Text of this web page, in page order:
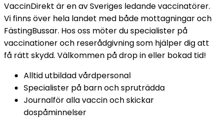
VaccinDirekt är en av Sveriges ledande vaccinatörer.
Vi finns över hela landet med både mottagningar och
FästingBussar. Hos oss möter du specialister på
vaccinationer och reserådgivning som hjälper dig att
få rätt skydd. Välkommen på drop in eller bokad tid!
Alltid utbildad vårdpersonal
Specialister på barn och spruträdda
Journalför alla vaccin och skickar
dospåminnelser